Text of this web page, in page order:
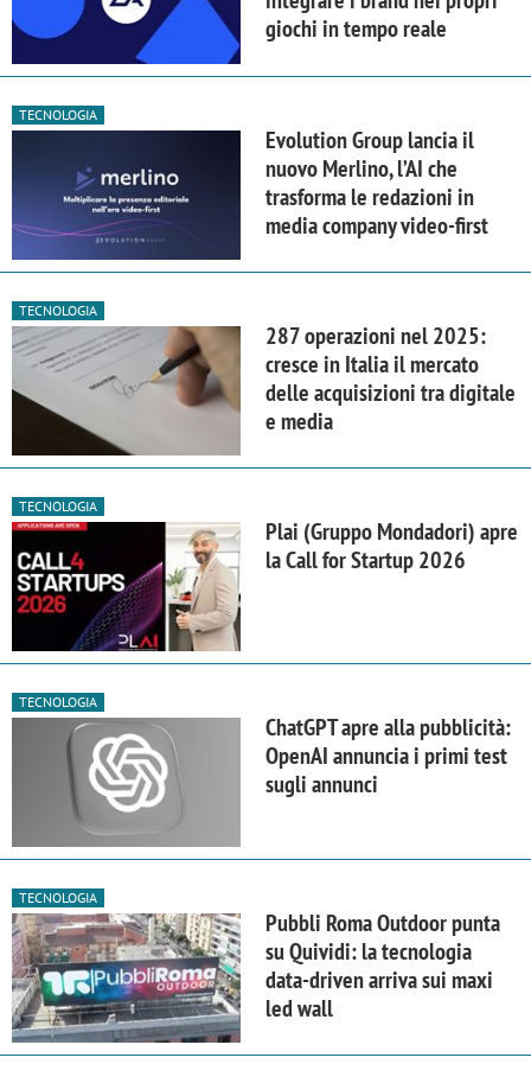
giochi in tempo reale
TECNOLOGIA
Evolution Group lancia il
nuovo Merlino, l’AI che
trasforma le redazioni in
media company video-first
TECNOLOGIA
287 operazioni nel 2025:
cresce in Italia il mercato
delle acquisizioni tra digitale
e media
TECNOLOGIA
Plai (Gruppo Mondadori) apre
la Call for Startup 2026
TECNOLOGIA
ChatGPT apre alla pubblicità:
OpenAI annuncia i primi test
sugli annunci
TECNOLOGIA
Pubbli Roma Outdoor punta
su Quividi: la tecnologia
data-driven arriva sui maxi
led wall